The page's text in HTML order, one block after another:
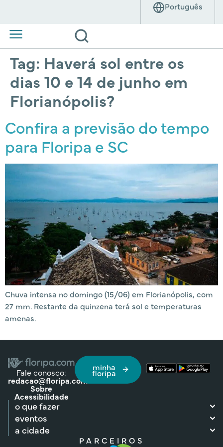
Tag: Haverá sol entre os
dias 10 e 14 de junho em
Florianópolis?
Confira a previsão do tempo
para Floripa e SC
Chuva intensa no domingo (15/06) em Florianópolis, com
27 mm. Restante da quinzena terá sol e temperaturas
amenas.
Fale conosco:
redacao@floripa.com
Sobre
Acessibilidade
minha
floripa
o que fazer
eventos
a cidade
PARCEIROS